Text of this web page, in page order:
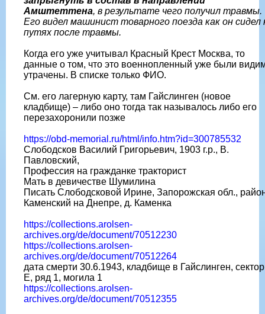
Амштеттена, в результате чего получил травмы.
Его видел машинист товарного поезда как он сидел
путях после травмы.
Когда его уже учитывал Красный Крест Москва, то
данные о том, что это военнопленный уже были
утрачены. В списке только ФИО.
См. его лагерную карту, там Гайслинген (новое
кладбище) – либо оно тогда так называлось либо его
перезахоронили позже
https://obd-memorial.ru/html/info.htm?id=300785532
Слободсков Василий Григорьевич, 1903 г.р., В.
Павловский,
Профессия на гражданке тракторист
Мать в девичестве Шумилина
Писать Слободсковой Ирине, Запорожская обл.,
Каменский на Днепре, д. Каменка
https://collections.arolsen-
archives.org/de/document/70512230
https://collections.arolsen-
archives.org/de/document/70512264
дата смерти 30.6.1943, кладбище в Гайслинген, сектор
Е, ряд 1, могила 1
https://collections.arolsen-
archives.org/de/document/70512355